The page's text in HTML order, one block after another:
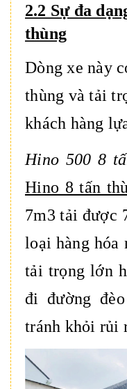
2.2 Sự đa
thùng
Dòng xe này
thùng và tải
khách hàng
Hino 500 8
Hino 8 tấn
7m3 tải được
loại hàng hóa
tải trọng lớn
đi đường
tránh khỏi rủi